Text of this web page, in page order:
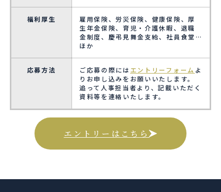
福利厚生
雇用保険、労災保険、健康保険、厚
生年金保険、育児・介護休暇、退職
金制度、慶弔見舞金支給、社員食堂…
ほか
応募方法 ご応募の際には エントリーフォーム よ
りお申し込みをお願いいたします。
追って人事担当者より、記載いただく
資料等を連絡いたします。
エントリーはこちら